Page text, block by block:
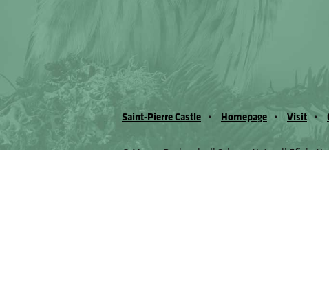
Saint-Pierre Castle Homepage Visit
© Museo Regionale di Scienze Naturali Eﬁsio